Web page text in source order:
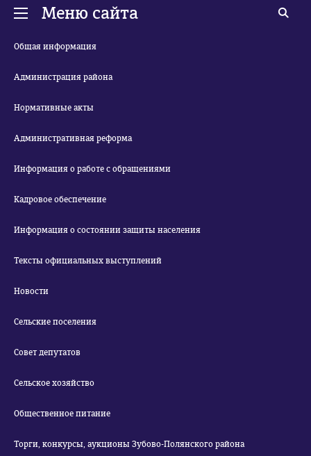
Меню сайта
Общая информация
Администрация района
Нормативные акты
Административная реформа
Информация о работе с обращениями
Кадровое обеспечение
Информация о состоянии защиты населения
Тексты официальных выступлений
Новости
Сельские поселения
Совет депутатов
Сельское хозяйство
Общественное питание
Торги, конкурсы, аукционы Зубово-Полянского района